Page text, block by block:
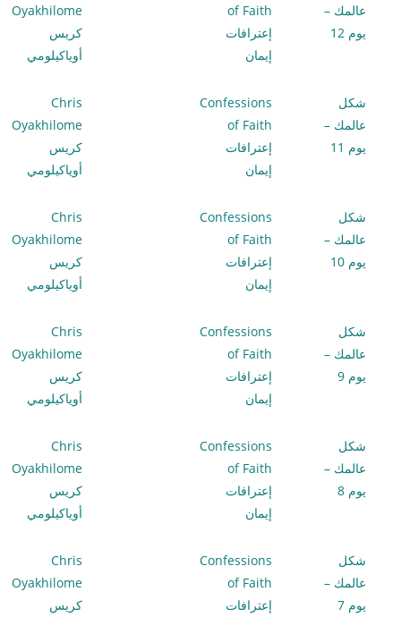
عالمك –
يوم 12
of Faith
إعترافات
إيمان
Oyakhilome
كريس
أوياكيلومي
شكل
عالمك –
يوم 11
Confessions
of Faith
إعترافات
إيمان
Chris
Oyakhilome
كريس
أوياكيلومي
شكل
عالمك –
يوم 10
Confessions
of Faith
إعترافات
إيمان
Chris
Oyakhilome
كريس
أوياكيلومي
شكل
عالمك –
يوم 9
Confessions
of Faith
إعترافات
إيمان
Chris
Oyakhilome
كريس
أوياكيلومي
شكل
عالمك –
يوم 8
Confessions
of Faith
إعترافات
إيمان
Chris
Oyakhilome
كريس
أوياكيلومي
شكل
عالمك –
يوم 7
Confessions
of Faith
إعترافات
Chris
Oyakhilome
كريس